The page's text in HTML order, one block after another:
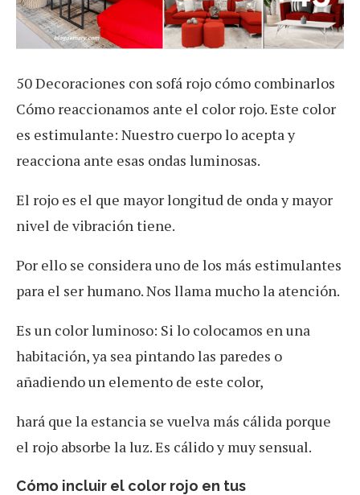
50 Decoraciones con sofá rojo cómo combinarlos
Cómo reaccionamos ante el color rojo. Este color
es estimulante: Nuestro cuerpo lo acepta y
reacciona ante esas ondas luminosas.
El rojo es el que mayor longitud de onda y mayor
nivel de vibración tiene.
Por ello se considera uno de los más estimulantes
para el ser humano. Nos llama mucho la atención.
Es un color luminoso: Si lo colocamos en una
habitación, ya sea pintando las paredes o
añadiendo un elemento de este color,
hará que la estancia se vuelva más cálida porque
el rojo absorbe la luz. Es cálido y muy sensual.
Cómo incluir el color rojo en tus